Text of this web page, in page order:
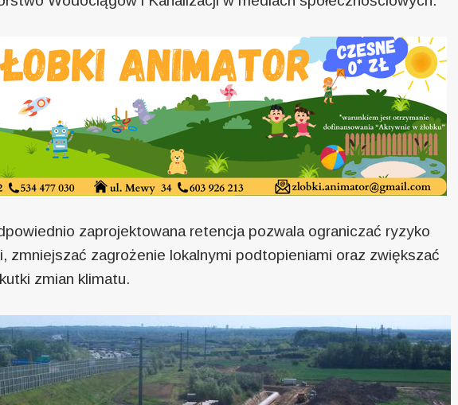
zaprojektowana retencja pozwala ograniczać ryzyko
zmniejszać zagrożenie lokalnymi podtopieniami oraz zwiększać
zmian klimatu.